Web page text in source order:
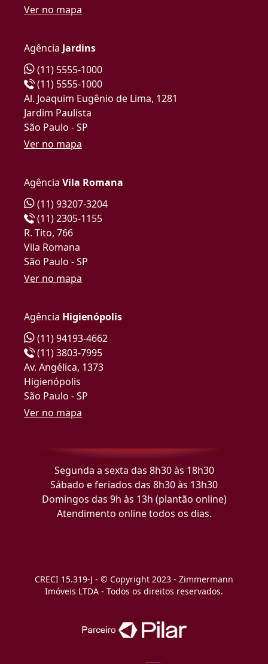
Ver no mapa
Agência Jardins
(11) 5555-1000
(11) 5555-1000
Al. Joaquim Eugênio de Lima, 1281
Jardim Paulista
São Paulo - SP
Ver no mapa
Agência Vila Romana
(11) 93207-3204
(11) 2305-1155
R. Tito, 766
Vila Romana
São Paulo - SP
Ver no mapa
Agência Higienópolis
(11) 94193-4662
(11) 3803-7995
Av. Angélica, 1373
Higienópolis
São Paulo - SP
Ver no mapa
Segunda a sexta das 8h30 às 18h30
Sábado e feriados das 8h30 às 13h30
Domingos das 9h às 13h (plantão online)
Atendimento online todos os dias.
CRECI 15.319-J - © Copyright 2023 - Zimmermann
Imóveis LTDA - Todos os direitos reservados.